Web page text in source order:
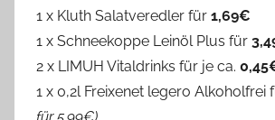
1 x Kluth Salatveredler für 1,69€
1 x Schneekoppe Leinöl Plus für
2 x LIMUH Vitaldrinks für je ca.
1 x 0,2l Freixenet legero Alkoholfrei
für 5,99€)